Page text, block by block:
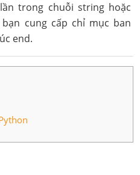
trong chuỗi string hoặc
cung cấp chỉ mục ban
end.